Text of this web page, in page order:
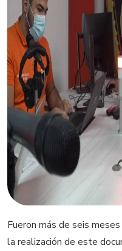
Fueron más de seis
la realización de este